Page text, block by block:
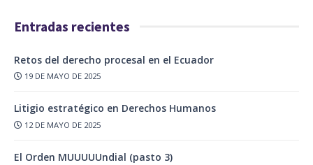
Entradas recientes
Retos del derecho procesal en el Ecuador
19 DE MAYO DE 2025
Litigio estratégico en Derechos Humanos
12 DE MAYO DE 2025
El Orden MUUUUUndial (pasto 3)